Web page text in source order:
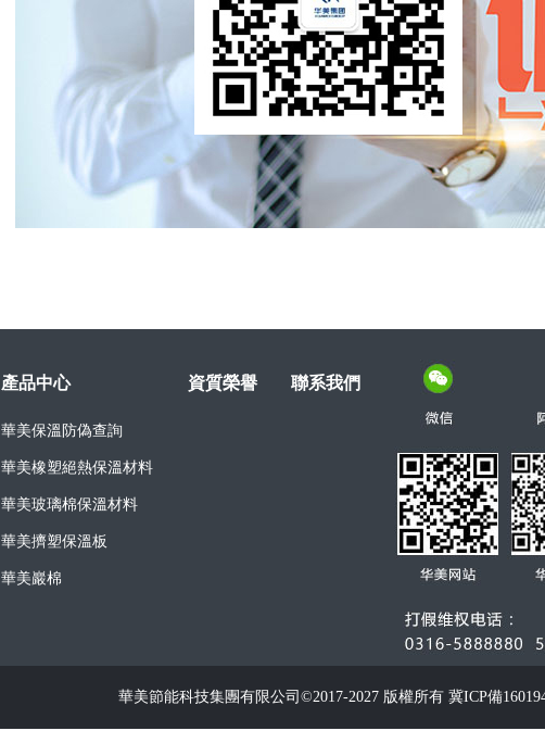
產品中心
華美保溫防偽查詢
華美橡塑絕熱保溫材料
華美玻璃棉保溫材料
華美擠塑保溫板
華美巖棉
資質榮譽 聯系我們
華美節能科技集團有限公司©2017-2027 版權所有 冀ICP備